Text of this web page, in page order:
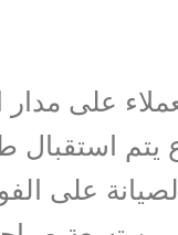
على
يتم استقبال
على